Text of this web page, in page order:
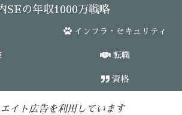
SEの年収1000万戦略
インフラ・セキュリティ
転職
資格
イト広告を利用しています